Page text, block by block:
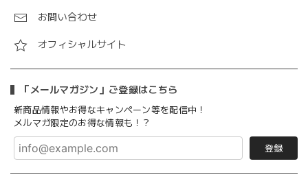
お問い合わせ
オフィシャルサイト
「メールマガジン」ご登録はこちら
新商品情報やお得なキャンペーン等を配信中！
メルマガ限定のお得な情報も！？
登録